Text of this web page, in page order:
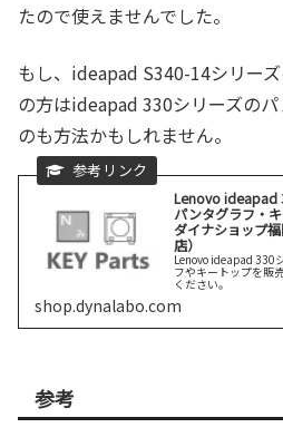
たので使えませんでした。
もし、ideapad S340-14シリー
の方はideapad 330シリーズの
のも方法かもしれません。
Lenovo ideapad
パンタグラフ・
ダイナショップ
店）
Lenovo ideapad 330
フやキートップを販
ください。
shop.dynalabo.com
参考